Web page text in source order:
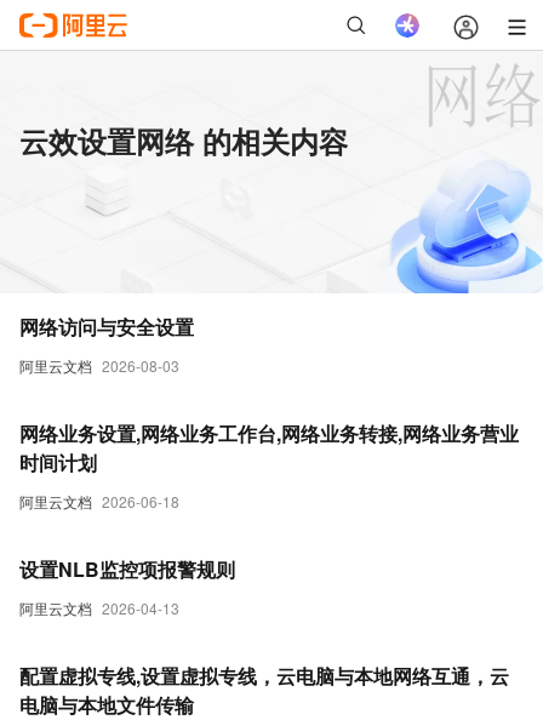
云效设置网络 的相关内容
阿里云文档 2026-08-03
网络访问与安全设置
阿里云文档 2026-06-18
网络业务设置,网络业务工作台,网络业务转接,网络业务营业
时间计划
阿里云文档 2026-04-13
设置NLB监控项报警规则
配置虚拟专线,设置虚拟专线，云电脑与本地网络互通，云
电脑与本地文件传输